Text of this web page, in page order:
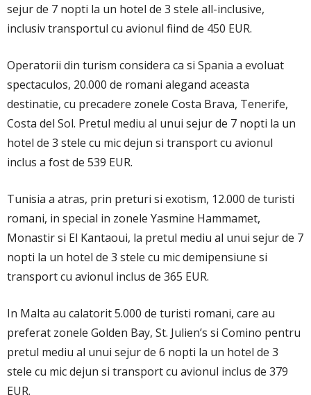
sejur de 7 nopti la un hotel de 3 stele all-inclusive,
inclusiv transportul cu avionul fiind de 450 EUR.
Operatorii din turism considera ca si Spania a evoluat
spectaculos, 20.000 de romani alegand aceasta
destinatie, cu precadere zonele Costa Brava, Tenerife,
Costa del Sol. Pretul mediu al unui sejur de 7 nopti la un
hotel de 3 stele cu mic dejun si transport cu avionul
inclus a fost de 539 EUR.
Tunisia a atras, prin preturi si exotism, 12.000 de turisti
romani, in special in zonele Yasmine Hammamet,
Monastir si El Kantaoui, la pretul mediu al unui sejur de 7
nopti la un hotel de 3 stele cu mic demipensiune si
transport cu avionul inclus de 365 EUR.
In Malta au calatorit 5.000 de turisti romani, care au
preferat zonele Golden Bay, St. Julien’s si Comino pentru
pretul mediu al unui sejur de 6 nopti la un hotel de 3
stele cu mic dejun si transport cu avionul inclus de 379
EUR.